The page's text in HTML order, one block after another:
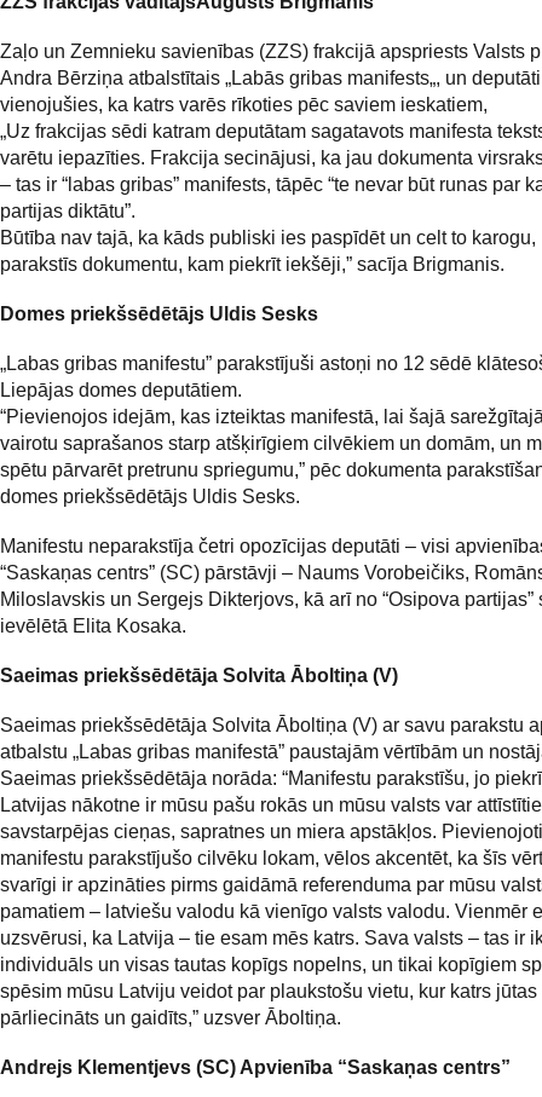
Zaļo un Zemnieku savienības (ZZS) frakcijā apspriests Valsts
Andra Bērziņa atbalstītais „Labās gribas manifests„, un deputāti
vienojušies, ka katrs varēs rīkoties pēc saviem ieskatiem,
„Uz frakcijas sēdi katram deputātam sagatavots manifesta
varētu iepazīties. Frakcija secinājusi, ka jau dokumenta
– tas ir “labas gribas” manifests, tāpēc “te nevar būt runas par
partijas diktātu”.
Būtība nav tajā, ka kāds publiski ies paspīdēt un celt to karogu,
parakstīs dokumentu, kam piekrīt iekšēji,” sacīja Brigmanis.
Domes priekšsēdētājs Uldis Sesks
„Labas gribas manifestu” parakstījuši astoņi no 12 sēdē
Liepājas domes deputātiem.
“Pievienojos idejām, kas izteiktas manifestā, lai šajā
vairotu saprašanos starp atšķirīgiem cilvēkiem un domām, un
spētu pārvarēt pretrunu spriegumu,” pēc dokumenta
domes priekšsēdētājs Uldis Sesks.
Manifestu neparakstīja četri opozīcijas deputāti – visi
“Saskaņas centrs” (SC) pārstāvji – Naums Vorobeičiks,
Miloslavskis un Sergejs Dikterjovs, kā arī no “Osipova partijas”
ievēlētā Elita Kosaka.
Saeimas priekšsēdētāja Solvita Āboltiņa (V)
Saeimas priekšsēdētāja Solvita Āboltiņa (V) ar savu parakstu
atbalstu „Labas gribas manifestā” paustajām vērtībām un
Saeimas priekšsēdētāja norāda: “Manifestu parakstīšu, jo
Latvijas nākotne ir mūsu pašu rokās un mūsu valsts var
savstarpējas cieņas, sapratnes un miera apstākļos.
manifestu parakstījušo cilvēku lokam, vēlos akcentēt, ka šīs
svarīgi ir apzināties pirms gaidāmā referenduma par mūsu
pamatiem – latviešu valodu kā vienīgo valsts valodu. Vienmēr
uzsvērusi, ka Latvija – tie esam mēs katrs. Sava valsts – tas ir
individuāls un visas tautas kopīgs nopelns, un tikai kopīgiem
spēsim mūsu Latviju veidot par plaukstošu vietu, kur katrs
pārliecināts un gaidīts,” uzsver Āboltiņa.
Andrejs Klementjevs (SC) Apvienība “Saskaņas centrs”